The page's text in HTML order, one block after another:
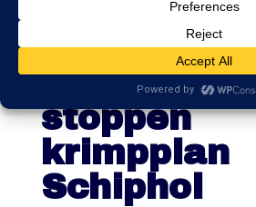
Kritische
reacties op
stoppen
krimpplan
Schiphol